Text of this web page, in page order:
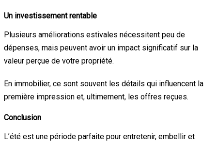
Un investissement rentable
Plusieurs améliorations estivales nécessitent peu de
dépenses, mais peuvent avoir un impact significatif sur la
valeur perçue de votre propriété.
En immobilier, ce sont souvent les détails qui influencent la
première impression et, ultimement, les offres reçues.
Conclusion
L’été est une période parfaite pour entretenir, embellir et